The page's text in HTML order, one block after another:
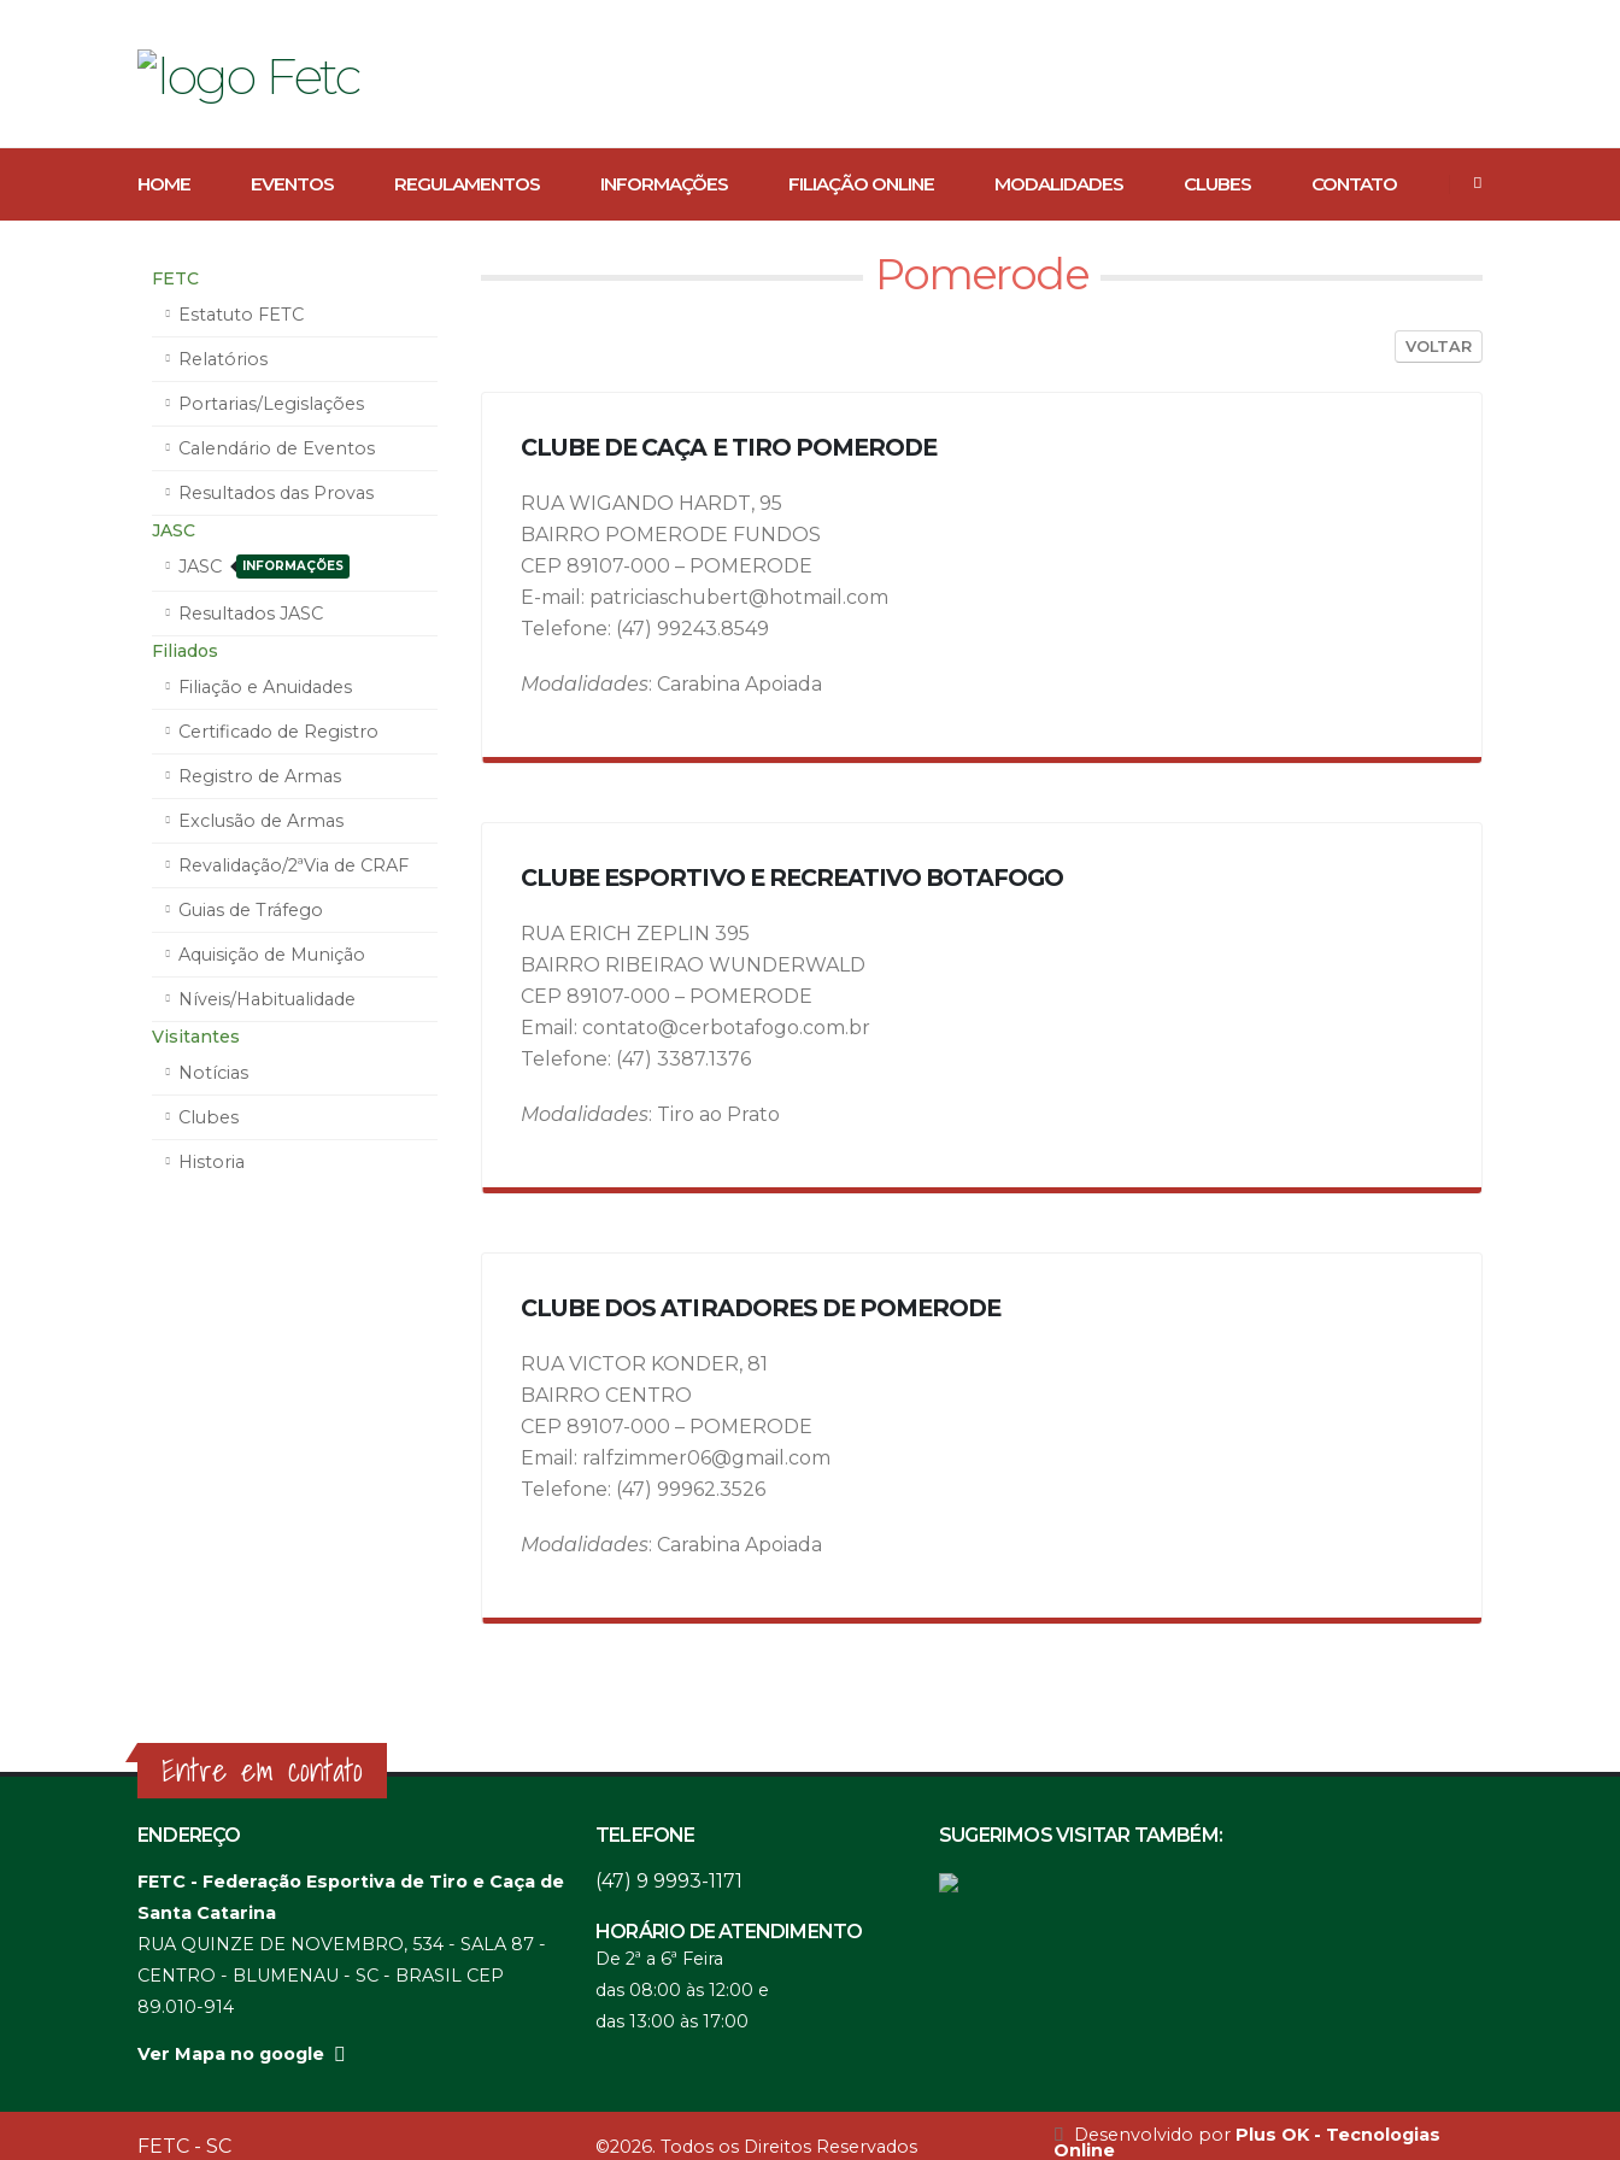
HOME EVENTOS REGULAMENTOS INFORMAÇÕES FILIAÇÃO ONLINE MODALIDADES CLUBES CONTATO
FETC
Estatuto FETC
Relatórios
Portarias/Legislações
Calendário de Eventos
Resultados das Provas
JASC
JASC
INFORMAÇÕES
Resultados JASC
Filiados
Filiação e Anuidades
Certificado de Registro
Registro de Armas
Exclusão de Armas
Revalidação/2ªVia de CRAF
Guias de Tráfego
Aquisição de Munição
Níveis/Habitualidade
Visitantes
Notícias
Clubes
Historia
Pomerode
VOLTAR
CLUBE DE CAÇA E TIRO POMERODE
RUA WIGANDO HARDT, 95
BAIRRO POMERODE FUNDOS
CEP 89107-000 – POMERODE
E-mail: patriciaschubert@hotmail.com
Telefone: (47) 99243.8549
Modalidades: Carabina Apoiada
CLUBE ESPORTIVO E RECREATIVO BOTAFOGO
RUA ERICH ZEPLIN 395
BAIRRO RIBEIRAO WUNDERWALD
CEP 89107-000 – POMERODE
Email: contato@cerbotafogo.com.br
Telefone: (47) 3387.1376
Modalidades: Tiro ao Prato
CLUBE DOS ATIRADORES DE POMERODE
RUA VICTOR KONDER, 81
BAIRRO CENTRO
CEP 89107-000 – POMERODE
Email: ralfzimmer06@gmail.com
Telefone: (47) 99962.3526
Modalidades: Carabina Apoiada
Entre em contato
ENDEREÇO
FETC - Federação Esportiva de Tiro e Caça de
Santa Catarina
RUA QUINZE DE NOVEMBRO, 534 - SALA 87 -
CENTRO - BLUMENAU - SC - BRASIL CEP
89.010-914
Ver Mapa no google
TELEFONE
(47) 9 9993-1171
HORÁRIO DE ATENDIMENTO
De 2ª a 6ª Feira
das 08:00 às 12:00 e
das 13:00 às 17:00
SUGERIMOS VISITAR TAMBÉM:
FETC - SC ©2026. Todos os Direitos Reservados
Desenvolvido por Plus OK - Tecnologias
Online